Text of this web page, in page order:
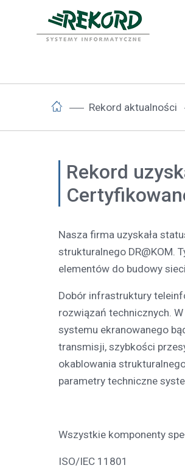
Rekord aktualności
Rekord
Nasza firma uzyskała
strukturalnego DR@KOM.
elementów do budowy
Dobór infrastruktury
rozwiązań technicznych.
systemu ekranowanego
transmisji, szybkości
okablowania
parametry techniczne
Wszystkie komponenty
ISO/IEC 11801